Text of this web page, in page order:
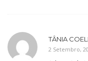
TÂNIA
2 Setembro,